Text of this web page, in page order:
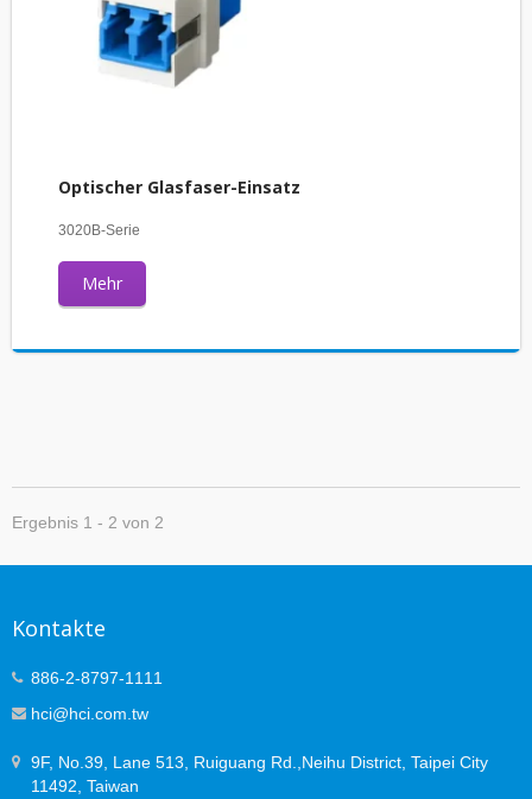
Optischer Glasfaser-Einsatz
3020B-Serie
Mehr
Ergebnis 1 - 2 von 2
Kontakte
886-2-8797-1111
hci@hci.com.tw
9F, No.39, Lane 513, Ruiguang Rd.,Neihu District, Taipei City
11492, Taiwan